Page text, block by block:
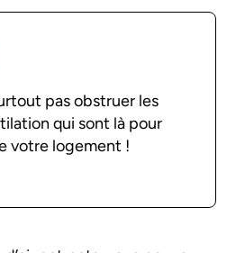
pas obstruer les
qui sont là pour
votre logement !